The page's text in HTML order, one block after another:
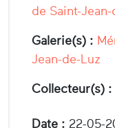
de Saint-Jean-
Galerie(s) :
Jean-de-Luz
Collecteur(s) :
Date : 22-05-